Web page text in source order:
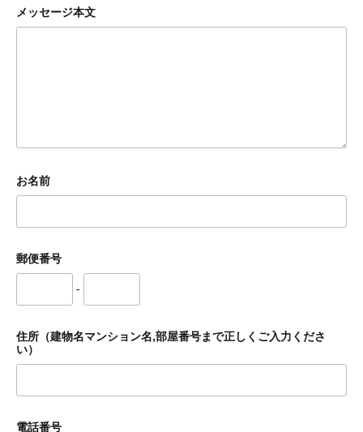
メッセージ本文
お名前
郵便番号
-
住所（建物名マンション名,部屋番号まで正しくご入力くださ
い）
電話番号